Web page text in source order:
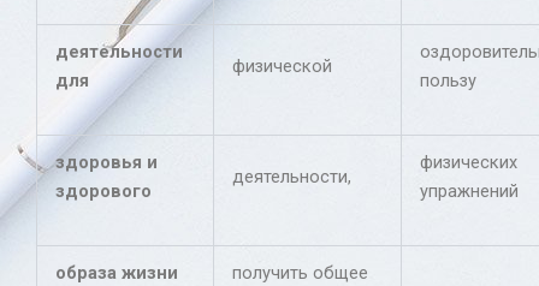
деятельности
для
физической
пользу
здоровья и
здорового
деятельности,
физических
упражнений
образа жизни получить общее